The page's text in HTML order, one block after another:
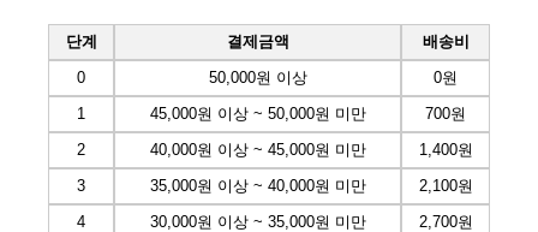
단계 결제금액
배송비
0
50,000원 이상
0원
1
45,000원 이상 ~ 50,000원 미만
700원
2
40,000원 이상 ~ 45,000원 미만
1,400원
3
35,000원 이상 ~ 40,000원 미만
2,100원
4
30,000원 이상 ~ 35,000원 미만
2,700원